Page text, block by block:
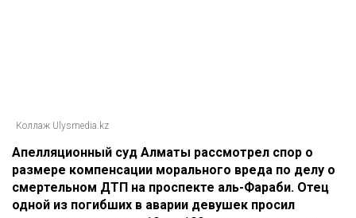
Коллаж Ulysmedia.kz
Апелляционный суд Алматы рассмотрел спор о
размере компенсации морального вреда по делу о
смертельном ДТП на проспекте аль-Фараби. Отец
одной из погибших в аварии девушек просил